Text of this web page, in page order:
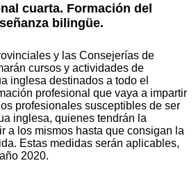
cuarta. Formación del
bilingüe.
y las Consejerías de
cursos y actividades de
inglesa destinados a todo el
profesional que vaya a impartir
profesionales susceptibles de ser
inglesa, quienes tendrán la
a los mismos hasta que consigan la
Estas medidas serán aplicables,
2020.